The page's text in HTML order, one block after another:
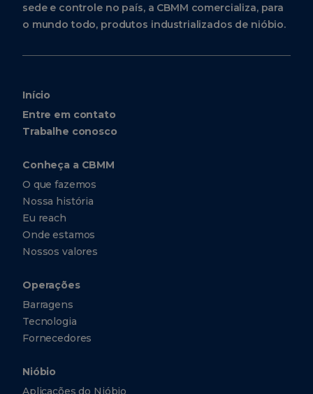
sede e controle no país, a CBMM comercializa, para
o mundo todo, produtos industrializados de nióbio.
Início
Entre em contato
Trabalhe conosco
Conheça a CBMM
O que fazemos
Nossa história
Eu reach
Onde estamos
Nossos valores
Operações
Barragens
Tecnologia
Fornecedores
Nióbio
Aplicações do Nióbio